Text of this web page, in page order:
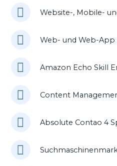
Website-, Mobile-
Web- und Web-
Amazon Echo Skill
Content
Absolute Contao 4